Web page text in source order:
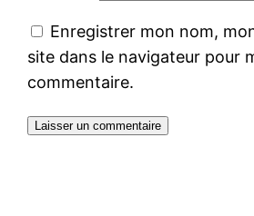
Enregistrer mon nom,
site dans le navigateur pour
commentaire.